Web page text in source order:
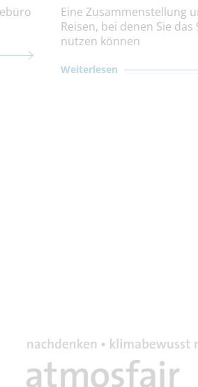
Eine Zusammenstellung
Reisen, bei denen Sie das
nutzen können
Weiterlesen